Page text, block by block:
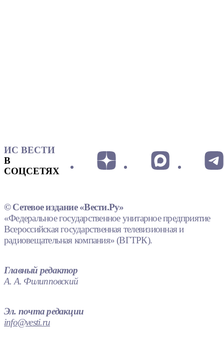
ИС ВЕСТИ
В
СОЦСЕТЯХ
© Сетевое издание «Вести.Ру»
«Федеральное государственное унитарное предприятие
Всероссийская государственная телевизионная и
радиовещательная компания» (ВГТРК).
Главный редактор
А. А. Филипповский
Эл. почта редакции
info@vesti.ru